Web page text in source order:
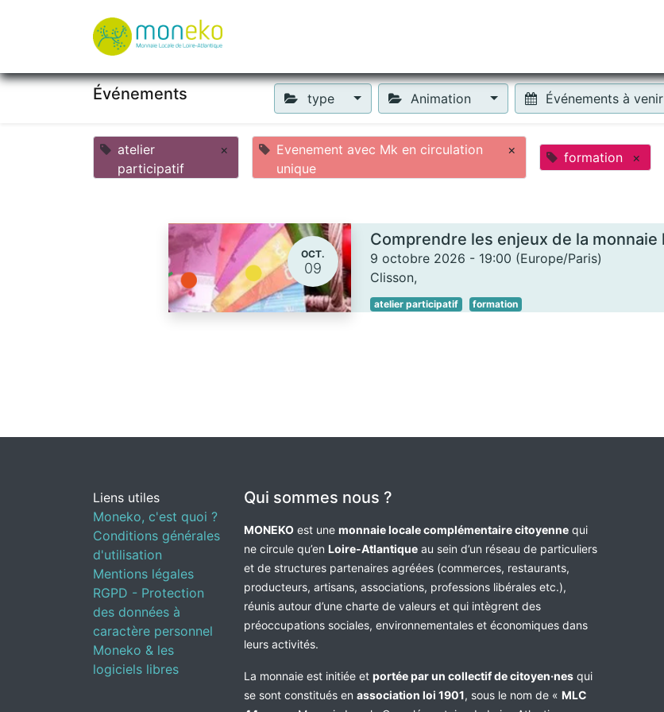
Événements type Animation Événements à venir
atelier
participatif
×
Evenement avec Mk en circulation
unique
× formation ×
OCT.
09
9 octobre 2026 - 19:00 (Europe/Paris)
Clisson,
atelier participatif formation
Liens utiles
Moneko, c'est quoi ?
Conditions générales
d'utilisation
Mentions légales
RGPD - Protection
des données à
caractère personnel
Moneko & les
logiciels libres
Qui sommes nous ?
MONEKO est une monnaie locale complémentaire citoyenne qui
ne circule qu’en Loire-Atlantique au sein d’un réseau de particuliers
et de structures partenaires agréées (commerces, restaurants,
producteurs, artisans, associations, professions libérales etc.),
réunis autour d’une charte de valeurs et qui intègrent des
préoccupations sociales, environnementales et économiques dans
leurs activités.
La monnaie est initiée et portée par un collectif de citoyen·nes qui
se sont constitués en association loi 1901, sous le nom de « MLC